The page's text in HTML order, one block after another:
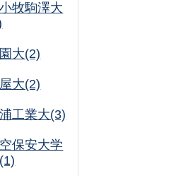
牧駒澤大
大(2)
大(2)
工業大(3)
保安大学